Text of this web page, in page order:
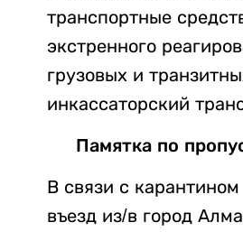
транспортные
экстренного
грузовых и
инкассаторский
Памятка по
В связи с
въезд из/в город